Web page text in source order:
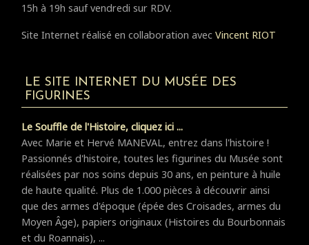
15h à 19h sauf vendredi sur RDV.
Site Internet réalisé en collaboration avec Vincent RIOT
LE SITE INTERNET DU MUSÉE DES
FIGURINES
Le Souffle de l'Histoire, cliquez ici ...
Avec Marie et Hervé MANEVAL, entrez dans l'histoire !
Passionnés d'histoire, toutes les figurines du Musée sont
réalisées par nos soins depuis 30 ans, en peinture à huile
de haute qualité. Plus de 1.000 pièces à découvrir ainsi
que des armes d'époque (épée des Croisades, armes du
Moyen Âge), papiers originaux (Histoires du Bourbonnais
et du Roannais), ...